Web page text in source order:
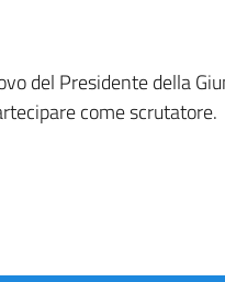
del Presidente della
come scrutatore.